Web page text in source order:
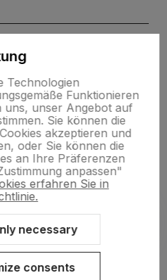
Szablon Shoper Modern 3.0™
Technologien
Funktionieren
uns, unser Angebot auf
Sie können die
akzeptieren und
oder Sie können die
an Ihre Präferenzen
anpassen"
erfahren Sie in
necessary
consents